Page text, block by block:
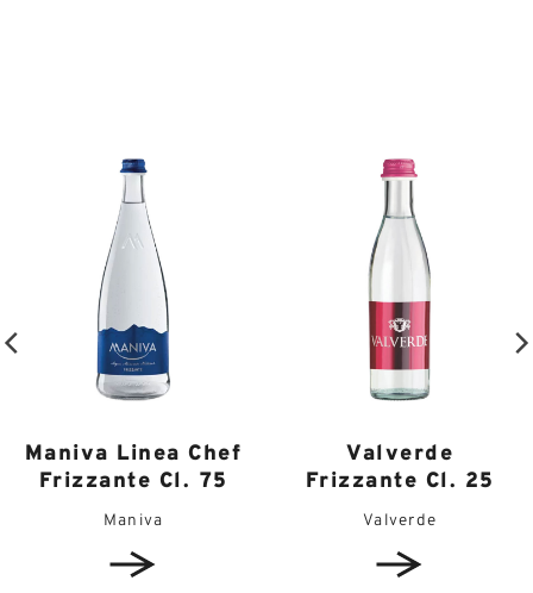
Maniva Linea Chef
Frizzante Cl. 75
Maniva
Valverde
Frizzante Cl. 25
Valverde